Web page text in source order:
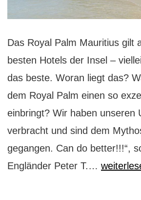
Das Royal Palm Mauritius gilt
besten Hotels der Insel –
das beste. Woran liegt das?
dem Royal Palm einen so
einbringt? Wir haben unseren
verbracht und sind dem
gegangen. Can do better!!!“,
Engländer Peter T.…